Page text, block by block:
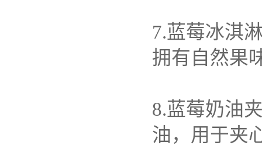
7.蓝莓冰淇
拥有自然果
8.蓝莓奶油
油，用于夹